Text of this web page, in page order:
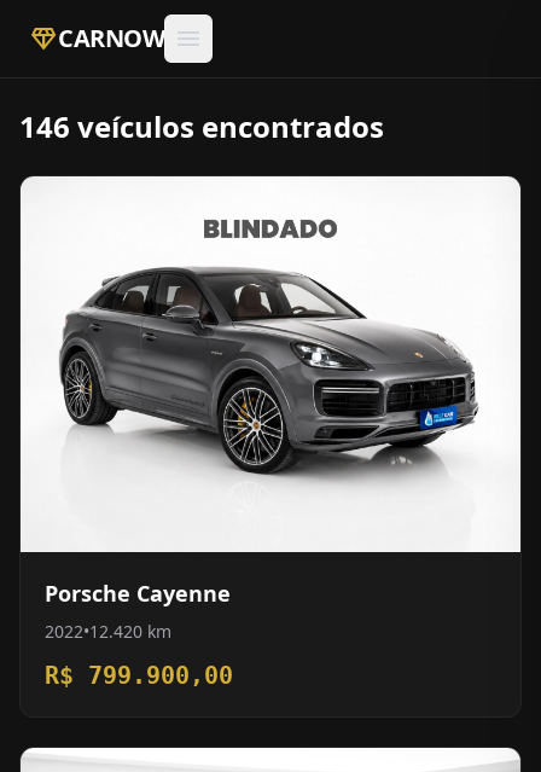
diamondCARNOW menu
146 veículos encontrados
Porsche Cayenne
2022•12.420 km
R$ 799.900,00